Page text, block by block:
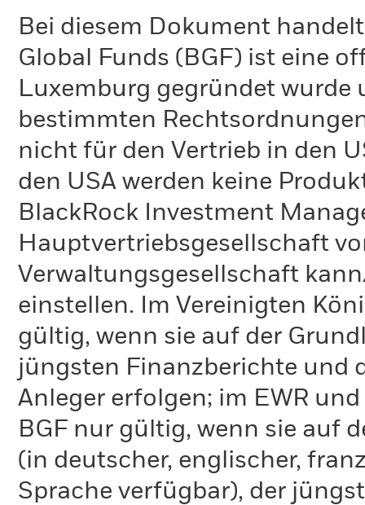
Bei diesem Dokument
Global Funds (BGF) ist eine
Luxemburg gegründet
bestimmten
nicht für den Vertrieb in den
den USA werden keine
BlackRock Investment
Hauptvertriebsgesellschaft
Verwaltungsgesellschaft
einstellen. Im Vereinigten
gültig, wenn sie auf der
jüngsten Finanzberichte und
Anleger erfolgen; im EWR
BGF nur gültig, wenn sie auf
(in deutscher, englischer,
Sprache verfügbar), der